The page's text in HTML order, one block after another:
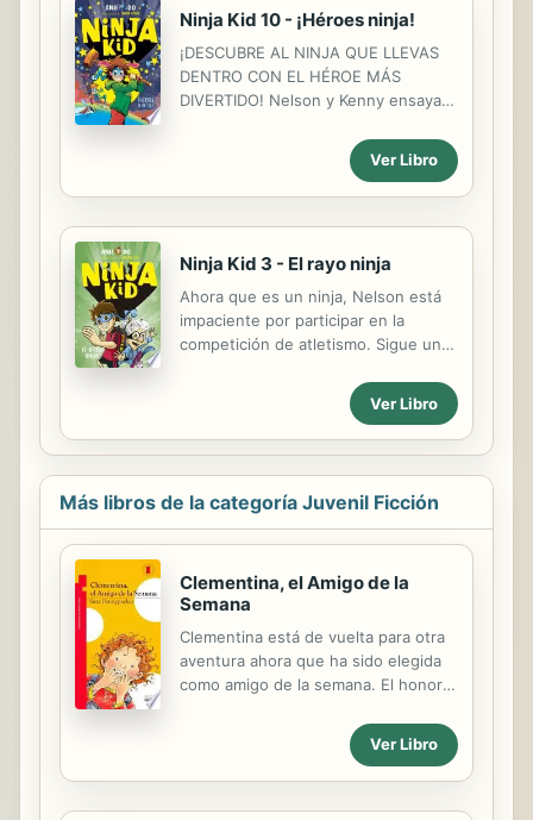
Ninja Kid 10 - ¡Héroes ninja!
¡DESCUBRE AL NINJA QUE LLEVAS
DENTRO CON EL HÉROE MÁS
DIVERTIDO! Nelson y Kenny ensayan
TEATRO DE LA ESCUELA, pero,
gracias a un nuevo invento de la
abuela, ¡todos los personajes cobran
caiga en manos de un atronador
EJÉRCITO DE MOSQUITOS
GIGANTES?!
Ver Libro
Ninja Kid 3 - El rayo ninja
Ahora que es un ninja, Nelson está
impaciente por participar en la
competición de atletismo. Sigue una
divertidísima serie Ninja Kid. Por
primera vez en su vida, no será el
rarito: ¡lo hará GENIAL! Pero justo
intercambia por las de su abuela. Así
que más le vale solucionar este
papel en la carrera.
Ver Libro
Más libros de la categoría Juvenil Ficción
Clementina, el Amigo de la
Semana
Clementina está de vuelta para otra
aventura ahora que ha sido elegida
como amigo de la semana. El honor
importantes, como liderar el
juramento a la bandera, recoger el
dinero de la leche, ser el líder de la
Ver Libro